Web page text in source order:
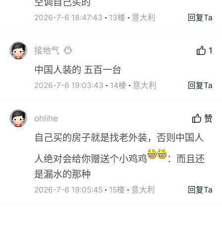
2026-7-6 18:47:43 13楼 意大利 回复Ta
接地气 1
中国人装的 五百一台
2026-7-6 19:03:43 14楼 意大利 回复Ta
ohlihe 赞
自己买的房子就是找老外装，否则中国人
人绝对会给你赠送个小鸡鸡
：而且还
是漏水的那种
2026-7-6 19:05:45 15楼 意大利 回复Ta